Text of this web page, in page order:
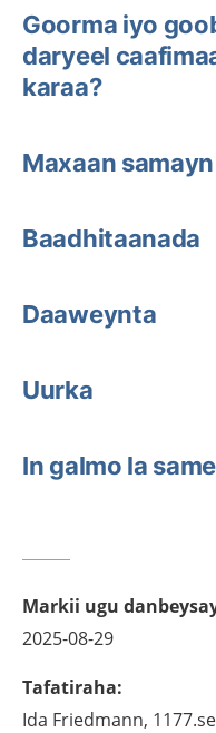
Goorma iyo
daryeel
karaa?
Maxaan
Baadhitaanada
Daaweynta
Uurka
In galmo la
Markii ugu
2025-08-29
Tafatiraha:
Ida Friedmann,